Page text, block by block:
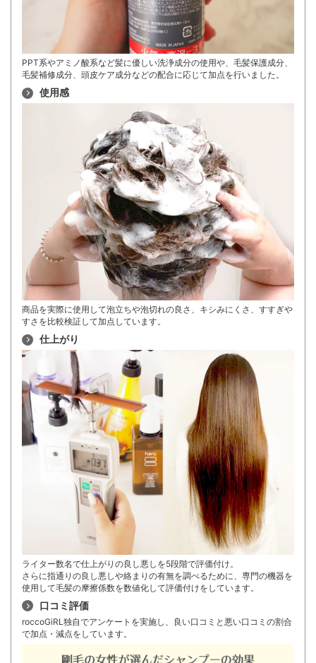
PPT系やアミノ酸系など髪に優しい洗浄成分の使用や、毛髪保護成分、
毛髪補修成分、頭皮ケア成分などの配合に応じて加点を行いました。
使用感
商品を実際に使用して泡立ちや泡切れの良さ、キシみにくさ、すすぎや
すさを比較検証して加点しています。
仕上がり
ライター数名で仕上がりの良し悪しを5段階で評価付け。
さらに指通りの良し悪しや絡まりの有無を調べるために、専門の機器を
使用して毛髪の摩擦係数を数値化して評価付けをしています。
口コミ評価
roccoGiRL独自でアンケートを実施し、良い口コミと悪い口コミの割合
で加点・減点をしています。